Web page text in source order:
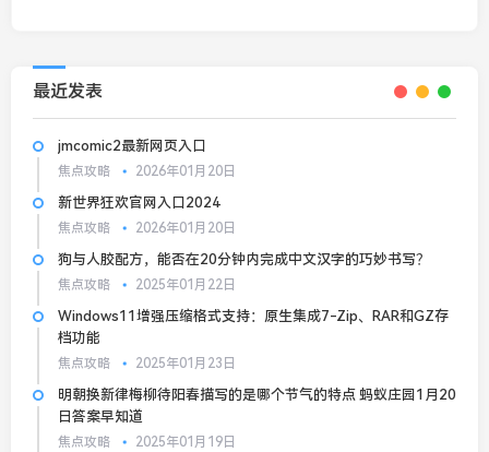
最近发表
jmcomic2最新网页入口
焦点攻略 2026年01月20日
新世界狂欢官网入口2024
焦点攻略 2026年01月20日
狗与人胶配方，能否在20分钟内完成中文汉字的巧妙书写？
焦点攻略 2025年01月22日
Windows11增强压缩格式支持：原生集成7-Zip、RAR和GZ存
档功能
焦点攻略 2025年01月23日
明朝换新律梅柳待阳春描写的是哪个节气的特点 蚂蚁庄园1月20
日答案早知道
焦点攻略 2025年01月19日